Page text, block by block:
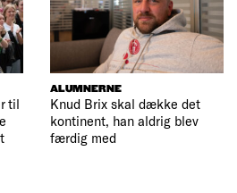
til
ALUMNERNE
Knud Brix skal dække det
kontinent, han aldrig blev
færdig med